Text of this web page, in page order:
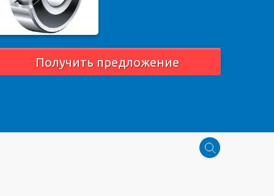
Получить предложение